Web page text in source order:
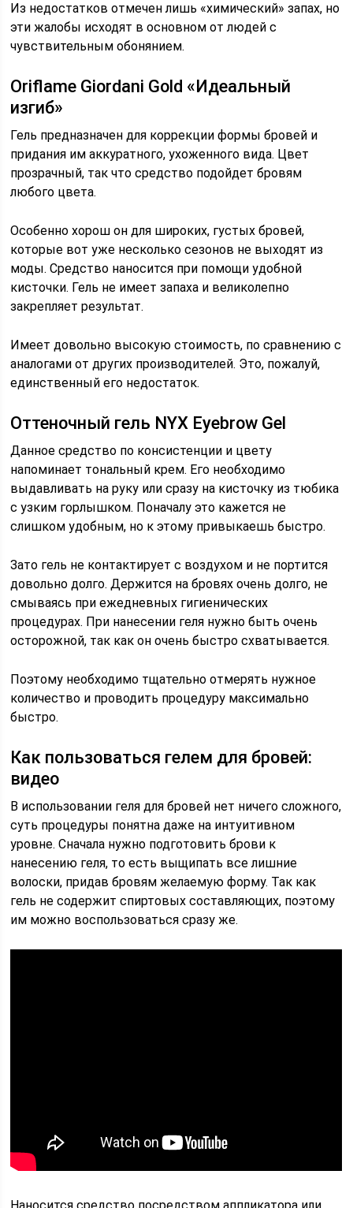
Из недостатков отмечен лишь «химический» запах, но
эти жалобы исходят в основном от людей с
чувствительным обонянием.
Oriflame Giordani Gold «Идеальный
изгиб»
Гель предназначен для коррекции формы бровей и
придания им аккуратного, ухоженного вида. Цвет
прозрачный, так что средство подойдет бровям
любого цвета.
Особенно хорош он для широких, густых бровей,
которые вот уже несколько сезонов не выходят из
моды. Средство наносится при помощи удобной
кисточки. Гель не имеет запаха и великолепно
закрепляет результат.
Имеет довольно высокую стоимость, по сравнению с
аналогами от других производителей. Это, пожалуй,
единственный его недостаток.
Оттеночный гель NYX Eyebrow Gel
Данное средство по консистенции и цвету
напоминает тональный крем. Его необходимо
выдавливать на руку или сразу на кисточку из тюбика
с узким горлышком. Поначалу это кажется не
слишком удобным, но к этому привыкаешь быстро.
Зато гель не контактирует с воздухом и не портится
довольно долго. Держится на бровях очень долго, не
смываясь при ежедневных гигиенических
процедурах. При нанесении геля нужно быть очень
осторожной, так как он очень быстро схватывается.
Поэтому необходимо тщательно отмерять нужное
количество и проводить процедуру максимально
быстро.
Как пользоваться гелем для бровей:
видео
В использовании геля для бровей нет ничего сложного,
суть процедуры понятна даже на интуитивном
уровне. Сначала нужно подготовить брови к
нанесению геля, то есть выщипать все лишние
волоски, придав бровям желаемую форму. Так как
гель не содержит спиртовых составляющих, поэтому
им можно воспользоваться сразу же.